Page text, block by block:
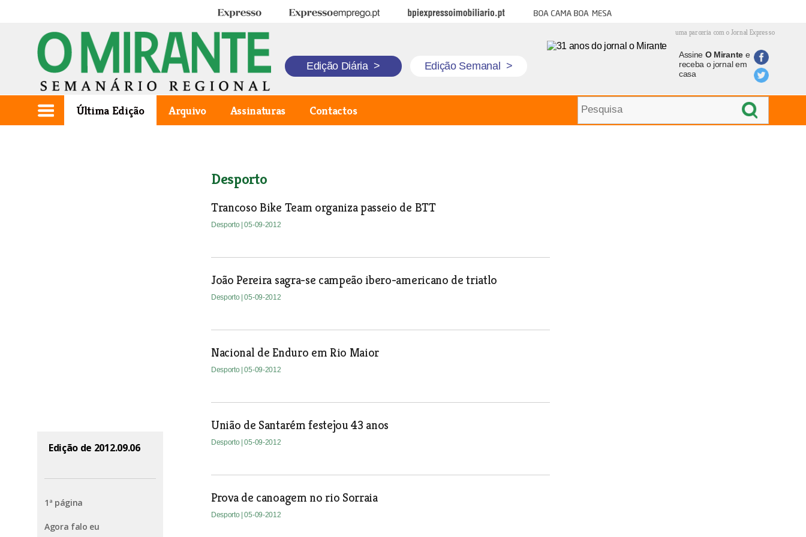
Expresso Expresso Emprego BPI Expresso Imobiliário Boa cama boa mesa
uma parceria com o Jornal Expresso
Edição Diária > Edição Semanal >
Assine O Mirantee
receba o jornal em
casa
Última Edição Arquivo Assinaturas Contactos
Edição de 2012.09.06
1ª página
Agora falo eu
Desporto
Trancoso Bike Team organiza passeio de BTT
Desporto | 05-09-2012
João Pereira sagra-se campeão ibero-americano de triatlo
Desporto | 05-09-2012
Nacional de Enduro em Rio Maior
Desporto | 05-09-2012
União de Santarém festejou 43 anos
Desporto | 05-09-2012
Prova de canoagem no rio Sorraia
Desporto | 05-09-2012